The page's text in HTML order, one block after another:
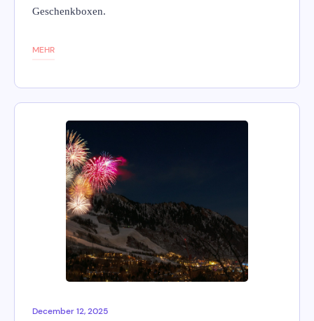
Geschenkboxen.
MEHR
December 12, 2025